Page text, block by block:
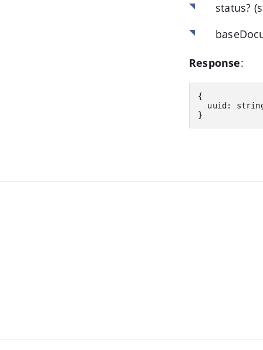
status?
Response:
{
  uuid
:
}